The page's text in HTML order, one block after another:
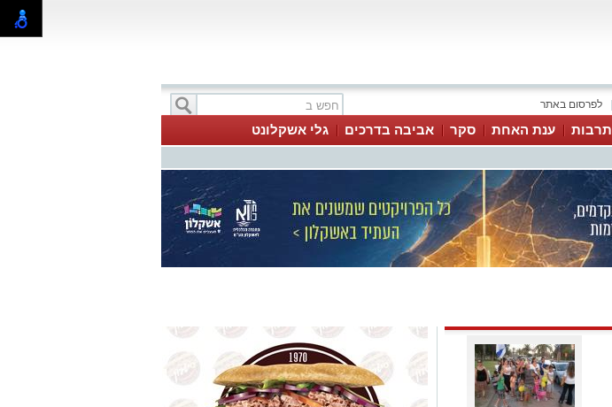
לפרסום באתר
תרבות ענת האחת סקר אביבה בדרכים גלי אשקלונט